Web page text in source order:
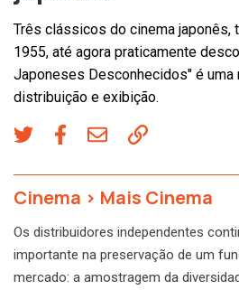
Três clássicos do cinema japonês,
1955, até agora praticamente
Japoneses Desconhecidos" é uma
distribuição e exibição.
Cinema > Mais Cinema
Os distribuidores independentes
importante na preservação de um
mercado: a amostragem da